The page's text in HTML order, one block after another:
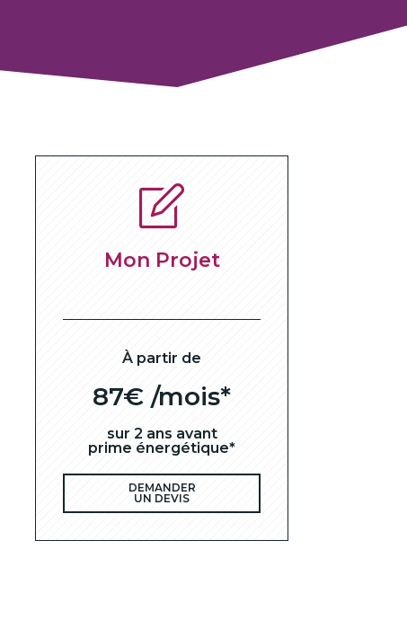
Mon Projet
À partir de
87€ /mois*
sur 2 ans avant
prime énergétique*
DEMANDER
UN DEVIS